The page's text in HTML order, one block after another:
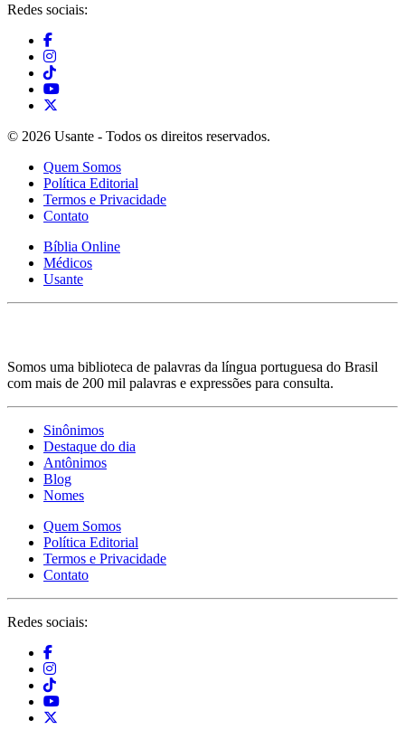
Redes sociais:
© 2026 Usante - Todos os direitos reservados.
Quem Somos
Política Editorial
Termos e Privacidade
Contato
Bíblia Online
Médicos
Usante
Somos uma biblioteca de palavras da língua portuguesa do Brasil
com mais de 200 mil palavras e expressões para consulta.
Sinônimos
Destaque do dia
Antônimos
Blog
Nomes
Quem Somos
Política Editorial
Termos e Privacidade
Contato
Redes sociais: